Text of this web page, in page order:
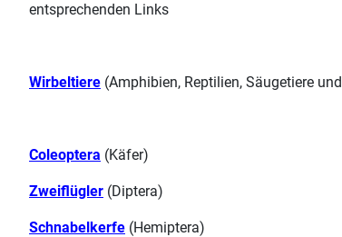
entsprechenden Links
Wirbeltiere (Amphibien, Reptilien, Säugetiere
Coleoptera (Käfer)
Zweiflügler (Diptera)
Schnabelkerfe (Hemiptera)